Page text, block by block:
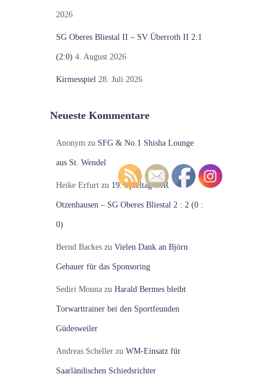
2026
SG Oberes Bliestal II – SV Überroth II 2:1
(2:0) 4. August 2026
Kirmesspiel 28. Juli 2026
Neueste Kommentare
Anonymzu SFG & No.1 Shisha Lounge
aus St. Wendel
Heike Erfurtzu 19. Spieltag VfR
Otzenhausen – SG Oberes Bliestal 2 : 2 (0 :
0)
Bernd Backeszu Vielen Dank an Björn
Gebauer für das Sponsoring
Sediri Mounazu Harald Bermes bleibt
Torwarttrainer bei den Sportfeunden
Güdesweiler
Andreas Schellerzu WM-Einsatz für
Saarländischen Schiedsrichter